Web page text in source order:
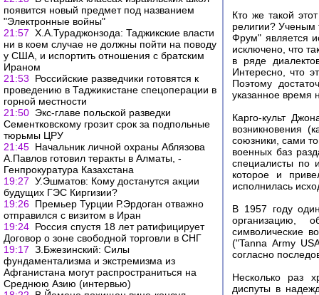
появится новый предмет под названием
"Электронные войны"
21:57 Х.А.Тураджонзода: Таджикские власти
ни в коем случае не должны пойти на поводу
у США, и испортить отношения с братским
Ираном
21:53
Российские разведчики готовятся к
проведению в Таджикистане спецоперации в
горной местности
21:50 Экс-главе польской разведки
Сементковскому грозит срок за подпольные
тюрьмы ЦРУ
21:45 Начальник личной охраны Аблязова
А.Павлов готовил теракты в Алматы, -
Генпрокуратура Казахстана
19:27 У.Эшматов: Кому достанутся акции
будущих ГЭС Киргизии?
19:26 Премьер Турции Р.Эрдоган отважно
отправился с визитом в Иран
19:24 Россия спустя 18 лет ратифицирует
Договор о зоне свободной торговли в СНГ
19:17 З.Бжезинский: Силы
фундаментализма и экстремизма из
Афганистана могут распространиться на
Среднюю Азию (интервью)
Кто же такой
религии? Ученым
Фрум" является
исключено, что
в ряде
Интересно, что
Поэтому
указанное время
Карго-культ
возникновения
союзники, сами
военных баз
специалисты по
которое и
исполнилась
В 1957 году
организацию,
символические
("Tanna Army
согласно
Несколько раз
диспуты в